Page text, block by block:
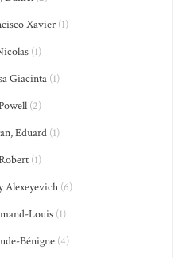
Xavier(1)
(1)
Giacinta (1)
(2)
Eduard(1)
(1)
Alexeyevich(6)
Louis(1)
Bénigne(4)